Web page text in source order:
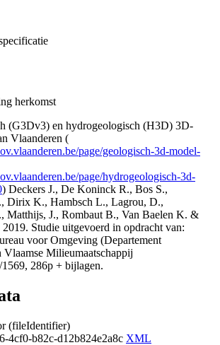
herkomst
(G3Dv3) en hydrogeologisch (H3D) 3D-
Vlaanderen (
page/geologisch-3d-model-
page/hydrogeologisch-3d-
) Deckers J., De Koninck R., Bos S.,
Dirix K., Hambsch L., Lagrou, D.,
Matthijs, J., Rombaut B., Van Baelen K. &
Studie uitgevoerd in opdracht van:
voor Omgeving (Departement
Vlaamse Milieumaatschappij
286p + bijlagen.
(fileIdentifier)
4cf0-b82c-d12b824e2a8c XML